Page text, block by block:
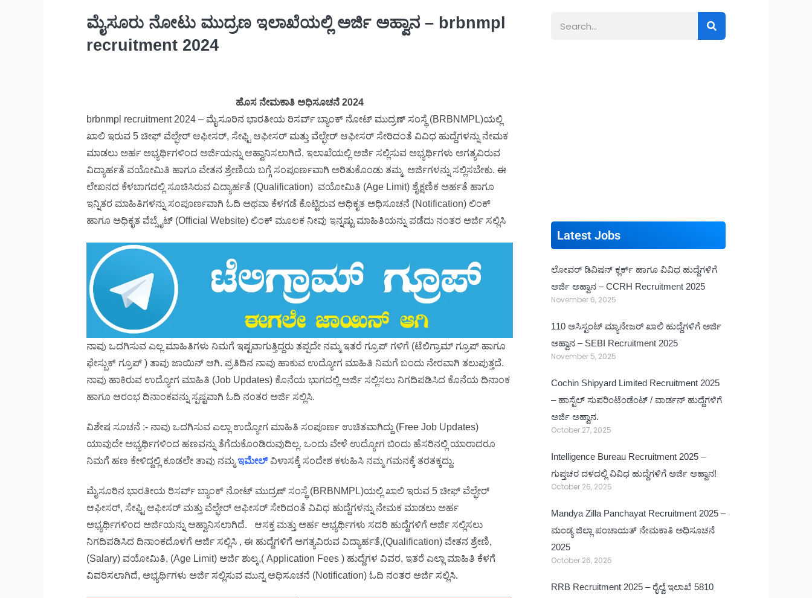
ಮೈಸೂರು ನೋಟು ಮುದ್ರಣ ಇಲಾಖೆಯಲ್ಲಿ ಅರ್ಜಿ ಅಹ್ವಾನ – brbnmpl
recruitment 2024
ಹೊಸ ನೇಮಕಾತಿ ಅಧಿಸೂಚನೆ 2024
brbnmpl recruitment 2024 – ಮೈಸೂರಿನ ಭಾರತೀಯ ರಿಸರ್ವ್ ಬ್ಯಾಂಕ್ ನೋಟ್ ಮುದ್ರಣ್ ಸಂಸ್ಥೆ (BRBNMPL)ಯಲ್ಲಿ
ಖಾಲಿ ಇರುವ 5 ಚೀಫ್ ವೆಲ್ಫೇರ್ ಆಫೀಸರ್, ಸೇಫ್ಟಿ ಆಫೀಸರ್ ಮತ್ತು ವೆಲ್ಫೇರ್ ಆಫೀಸರ್ ಸೇರಿದಂತೆ ವಿವಿಧ ಹುದ್ದೆಗಳನ್ನು ನೇಮಕ
ಮಾಡಲು ಅರ್ಹ ಅಭ್ಯರ್ಥಿಗಳಿಂದ ಅರ್ಜಿಯನ್ನು ಆಹ್ವಾನಿಸಲಾಗಿದೆ. ಇಲಾಖೆಯಲ್ಲಿ ಅರ್ಜಿ ಸಲ್ಲಿಸುವ ಅಭ್ಯರ್ಥಿಗಳು ಅಗತ್ಯವಿರುವ
ವಿದ್ಯಾರ್ಹತೆ ವಯೋಮಿತಿ ಹಾಗೂ ವೇತನ ಶ್ರೇಣಿಯ ಬಗ್ಗೆ ಸಂಪೂರ್ಣವಾಗಿ ಅರಿತುಕೊಂಡು ತಮ್ಮ ಅರ್ಜಿಗಳನ್ನು ಸಲ್ಲಿಸಬೇಕು. ಈ
ಲೇಖನದ ಕೆಳಬಾಗದಲ್ಲಿ ಸೂಚಿಸಿರುವ ವಿದ್ಯಾರ್ಹತೆ (Qualification) ವಯೋಮಿತಿ (Age Limit) ಶೈಕ್ಷಣಿಕ ಅರ್ಹತೆ ಹಾಗೂ
ಇನ್ನಿತರ ಮಾಹಿತಿಗಳನ್ನು ಸಂಪೂರ್ಣವಾಗಿ ಓದಿ ಅಥವಾ ಕೆಳಗಡೆ ಕೊಟ್ಟಿರುವ ಅಧಿಕೃತ ಅಧಿಸೂಚನೆ (Notification) ಲಿಂಕ್
ಹಾಗೂ ಅಧಿಕೃತ ವೆಬ್ಸೈಟ್ (Official Website) ಲಿಂಕ್ ಮೂಲಕ ನೀವು ಇನ್ನಷ್ಟು ಮಾಹಿತಿಯನ್ನು ಪಡೆದು ನಂತರ ಅರ್ಜಿ ಸಲ್ಲಿಸಿ
ನಾವು ಒದಗಿಸುವ ಎಲ್ಲ ಮಾಹಿತಿಗಳು ನಿಮಗೆ ಇಷ್ಟವಾಗುತ್ತಿದ್ದರು ತಪ್ಪದೇ ನಮ್ಮ ಇತರೆ ಗ್ರೂಪ್ ಗಳಿಗೆ (ಟೆಲಿಗ್ರಾಮ್ ಗ್ರೂಪ್ ಹಾಗೂ
ಫೇಸ್ಬುಕ್ ಗ್ರೂಪ್ ) ತಾವು ಜಾಯಿನ್ ಆಗಿ. ಪ್ರತಿದಿನ ನಾವು ಹಾಕುವ ಉದ್ಯೋಗ ಮಾಹಿತಿ ನಿಮಗೆ ಬಂದು ನೇರವಾಗಿ ತಲುಪುತ್ತದೆ.
ನಾವು ಹಾಕಿರುವ ಉದ್ಯೋಗ ಮಾಹಿತಿ (Job Updates) ಕೊನೆಯ ಭಾಗದಲ್ಲಿ ಅರ್ಜಿ ಸಲ್ಲಿಸಲು ನಿಗದಿಪಡಿಸಿದ ಕೊನೆಯ ದಿನಾಂಕ
ಹಾಗೂ ಆರಂಭ ದಿನಾಂಕವನ್ನು ಸ್ಪಷ್ಟವಾಗಿ ಓದಿ ನಂತರ ಅರ್ಜಿ ಸಲ್ಲಿಸಿ.
ವಿಶೇಷ ಸೂಚನೆ :- ನಾವು ಒದಗಿಸುವ ಎಲ್ಲಾ ಉದ್ಯೋಗ ಮಾಹಿತಿ ಸಂಪೂರ್ಣ ಉಚಿತವಾಗಿದ್ದು (Free Job Updates)
ಯಾವುದೇ ಅಭ್ಯರ್ಥಿಗಳಿಂದ ಹಣವನ್ನು ತೆಗೆದುಕೊಂಡಿರುವುದಿಲ್ಲ. ಒಂದು ವೇಳೆ ಉದ್ಯೋಗ ಬಿಂದು ಹೆಸರಿನಲ್ಲಿ ಯಾರಾದರೂ
ನಿಮಗೆ ಹಣ ಕೇಳಿದ್ದಲ್ಲಿ ಕೂಡಲೇ ತಾವು ನಮ್ಮಇಮೇಲ್ವಿಳಾಸಕ್ಕೆ ಸಂದೇಶ ಕಳುಹಿಸಿ ನಮ್ಮ ಗಮನಕ್ಕೆ ತರತಕ್ಕದ್ದು.
ಮೈಸೂರಿನ ಭಾರತೀಯ ರಿಸರ್ವ್ ಬ್ಯಾಂಕ್ ನೋಟ್ ಮುದ್ರಣ್ ಸಂಸ್ಥೆ (BRBNMPL)ಯಲ್ಲಿ ಖಾಲಿ ಇರುವ 5 ಚೀಫ್ ವೆಲ್ಫೇರ್
ಆಫೀಸರ್, ಸೇಫ್ಟಿ ಆಫೀಸರ್ ಮತ್ತು ವೆಲ್ಫೇರ್ ಆಫೀಸರ್ ಸೇರಿದಂತೆ ವಿವಿಧ ಹುದ್ದೆಗಳನ್ನು ನೇಮಕ ಮಾಡಲು ಅರ್ಹ
ಅಭ್ಯರ್ಥಿಗಳಿಂದ ಅರ್ಜಿಯನ್ನು ಆಹ್ವಾನಿಸಲಾಗಿದೆ. ಆಸಕ್ತ ಮತ್ತು ಅರ್ಹ ಅಭ್ಯರ್ಥಿಗಳು ಸದರಿ ಹುದ್ದೆಗಳಿಗೆ ಅರ್ಜಿ ಸಲ್ಲಿಸಲು
ನಿಗದಿಪಡಿಸಿದ ದಿನಾಂಕದೊಳಗೆ ಅರ್ಜಿ ಸಲ್ಲಿಸಿ , ಈ ಹುದ್ದೆಗಳಿಗೆ ಅಗತ್ಯವಿರುವ ವಿದ್ಯಾರ್ಹತೆ,(Qualification) ವೇತನ ಶ್ರೇಣಿ,
(Salary) ವಯೋಮಿತಿ, (Age Limit) ಅರ್ಜಿ ಶುಲ್ಕ,( Application Fees ) ಹುದ್ದೆಗಳ ವಿವರ, ಇತರೆ ಎಲ್ಲಾ ಮಾಹಿತಿ ಕೆಳಗೆ
ವಿವರಿಸಲಾಗಿದೆ, ಅಭ್ಯರ್ಥಿಗಳು ಅರ್ಜಿ ಸಲ್ಲಿಸುವ ಮುನ್ನ ಅಧಿಸೂಚನೆ (Notification) ಓದಿ ನಂತರ ಅರ್ಜಿ ಸಲ್ಲಿಸಿ.
Search
Latest Jobs
ಲೋವರ್ ಡಿವಿಷನ್ ಕ್ಲರ್ಕ್ ಹಾಗೂ ವಿವಿಧ ಹುದ್ದೆಗಳಿಗೆ
ಅರ್ಜಿ ಅಹ್ವಾನ – CCRH Recruitment 2025
November 6, 2025
110 ಅಸಿಸ್ಟಂಟ್ ಮ್ಯಾನೇಜರ್ ಖಾಲಿ ಹುದ್ದೆಗಳಿಗೆ ಅರ್ಜಿ
ಅಹ್ವಾನ – SEBI Recruitment 2025
November 5, 2025
Cochin Shipyard Limited Recruitment 2025
– ಹಾಸ್ಟೆಲ್ ಸುಪರಿಂಟೆಂಡೆಂಟ್ / ವಾರ್ಡನ್ ಹುದ್ದೆಗಳಿಗೆ
ಅರ್ಜಿ ಅಹ್ವಾನ.
October 27, 2025
Intelligence Bureau Recruitment 2025 –
ಗುಪ್ತಚರ ದಳದಲ್ಲಿ ವಿವಿಧ ಹುದ್ದೆಗಳಿಗೆ ಅರ್ಜಿ ಅಹ್ವಾನ!
October 26, 2025
Mandya Zilla Panchayat Recruitment 2025 –
ಮಂಡ್ಯ ಜಿಲ್ಲಾ ಪಂಚಾಯತ್ ನೇಮಕಾತಿ ಅಧಿಸೂಚನೆ
2025
October 26, 2025
RRB Recruitment 2025 – ರೈಲ್ವೆ ಇಲಾಖೆ 5810